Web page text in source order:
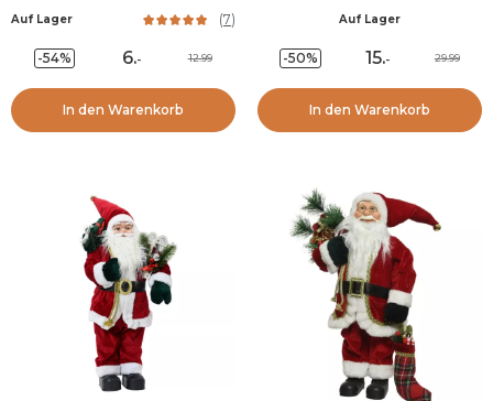
Auf Lager (7)
-54% 6.- 12.99
In den Warenkorb
Auf Lager
-50% 15.- 29.99
In den Warenkorb